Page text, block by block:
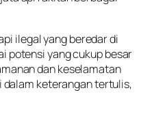
ilegal yang beredar di
potensi yang cukup besar
dan keselamatan
dalam keterangan tertulis,